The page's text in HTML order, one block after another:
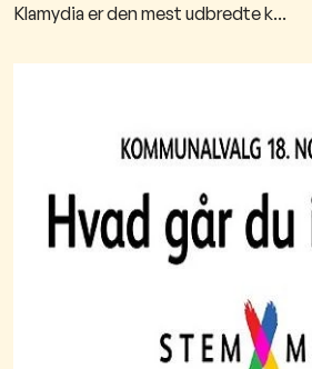
Klamydia er den mest udbredte k...